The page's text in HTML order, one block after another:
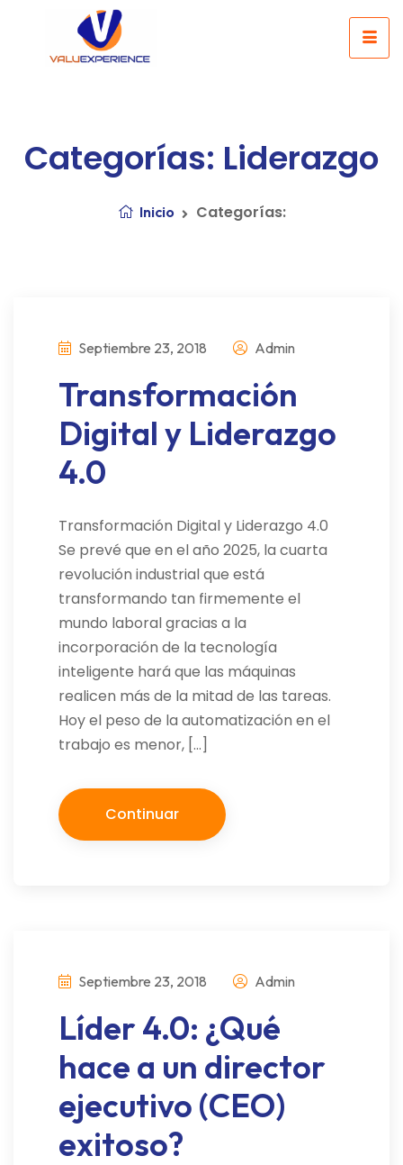
Categorías: Liderazgo
Inicio Categorías:
Septiembre 23, 2018 Admin
Transformación
Digital y Liderazgo
4.0
Transformación Digital y Liderazgo 4.0
Se prevé que en el año 2025, la cuarta
revolución industrial que está
transformando tan firmemente el
mundo laboral gracias a la
incorporación de la tecnología
inteligente hará que las máquinas
realicen más de la mitad de las tareas.
Hoy el peso de la automatización en el
trabajo es menor, […]
Continuar
Septiembre 23, 2018 Admin
Líder 4.0: ¿Qué
hace a un director
ejecutivo (CEO)
exitoso?